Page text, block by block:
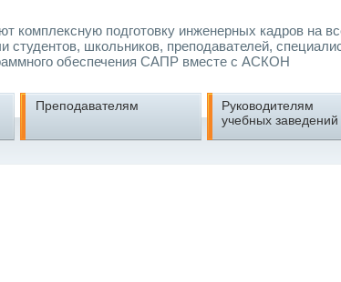
комплексную подготовку инженерных кадров на
студентов, школьников, преподавателей,
обеспечения САПР вместе с АСКОН
Преподавателям
Руководителям
учебных заведений